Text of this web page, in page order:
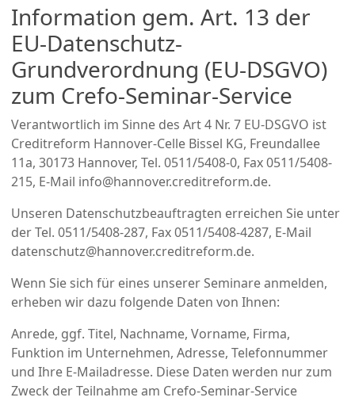
Information gem. Art. 13 der
EU-Datenschutz-
Grundverordnung (EU-DSGVO)
zum Crefo-Seminar-Service
Verantwortlich im Sinne des Art 4 Nr. 7 EU-DSGVO ist
Creditreform Hannover-Celle Bissel KG, Freundallee
11a, 30173 Hannover, Tel. 0511/5408-0, Fax 0511/5408-
215, E-Mail info@hannover.creditreform.de.
Unseren Datenschutzbeauftragten erreichen Sie unter
der Tel. 0511/5408-287, Fax 0511/5408-4287, E-Mail
datenschutz@hannover.creditreform.de.
Wenn Sie sich für eines unserer Seminare anmelden,
erheben wir dazu folgende Daten von Ihnen:
Anrede, ggf. Titel, Nachname, Vorname, Firma,
Funktion im Unternehmen, Adresse, Telefonnummer
und Ihre E-Mailadresse. Diese Daten werden nur zum
Zweck der Teilnahme am Crefo-Seminar-Service